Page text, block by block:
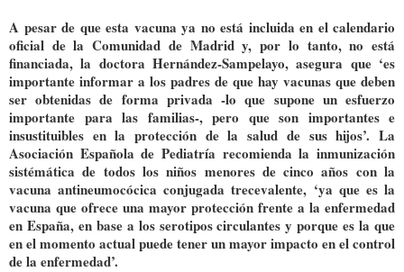
A pesar de que esta vacuna ya no está incluida en el calendario
oficial de la Comunidad de Madrid y, por lo tanto, no está
financiada, la doctora Hernández-Sampelayo, asegura que ‘es
importante informar a los padres de que hay vacunas que deben
ser obtenidas de forma privada -lo que supone un esfuerzo
importante para las familias-, pero que son importantes e
insustituibles en la protección de la salud de sus hijos’. La
Asociación Española de Pediatría recomienda la inmunización
sistémática de todos los niños menores de cinco años con la
vacuna antineumocócica conjugada trecevalente, ‘ya que es la
vacuna que ofrece una mayor protección frente a la enfermedad
en España, en base a los serotipos circulantes y porque es la que
en el momento actual puede tener un mayor impacto en el control
de la enfermedad’.